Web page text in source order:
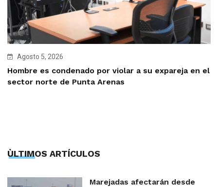
Agosto 5, 2026
Hombre es condenado por violar a su expareja en el
sector norte de Punta Arenas
ÙLTIMOS ARTÍCULOS
Marejadas afectarán desde